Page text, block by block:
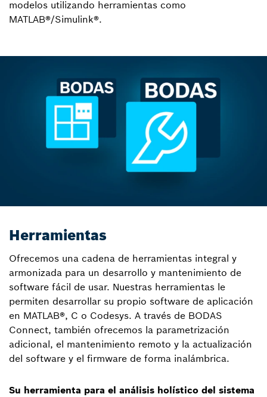
modelos utilizando herramientas como
MATLAB®/Simulink®.
Herramientas
Ofrecemos una cadena de herramientas integral y
armonizada para un desarrollo y mantenimiento de
software fácil de usar. Nuestras herramientas le
permiten desarrollar su propio software de aplicación
en MATLAB®, C o Codesys. A través de BODAS
Connect, también ofrecemos la parametrización
adicional, el mantenimiento remoto y la actualización
del software y el firmware de forma inalámbrica.
Su herramienta para el análisis holístico del sistema